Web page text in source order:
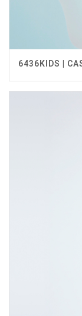
6436KIDS |